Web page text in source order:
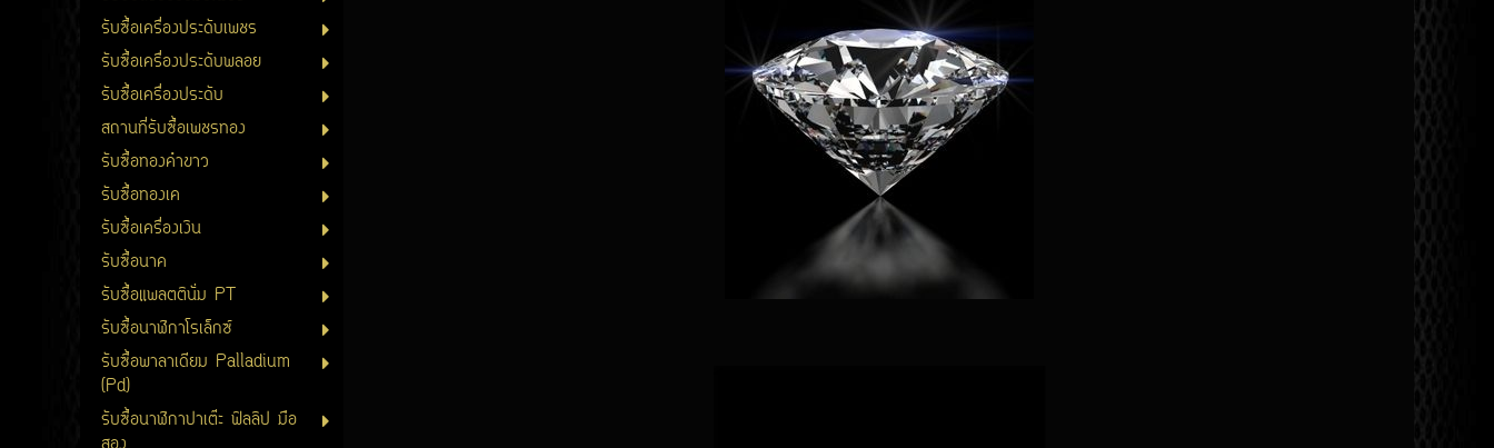
รับซื้อเครื่องประดับเพชร
รับซื้อเครื่องประดับพลอย
รับซื้อเครื่องประดับ
สถานที่รับซื้อเพชรทอง
รับซื้อทองคำขาว
รับซื้อทองเค
รับซื้อเครื่องเงิน
รับซื้อนาค
รับซื้อแพลตตินั่ม PT
รับซื้อนาฬิกาโรเล็กซ์
รับซื้อพาลาเดียม Palladium
(Pd)
รับซื้อนาฬิกาปาเต๊ะ ฟิลลิป มือ